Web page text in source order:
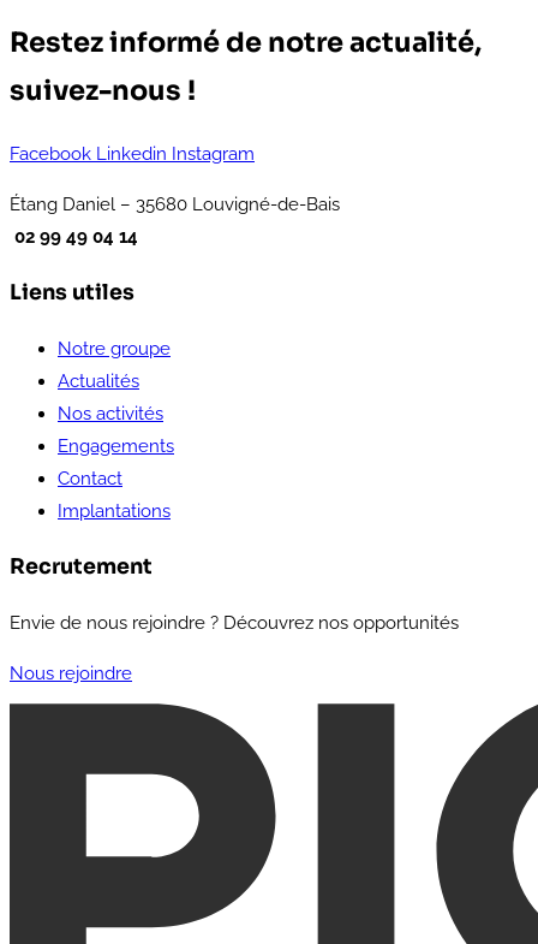
Restez informé de notre actualité,
suivez-nous !
Facebook Linkedin Instagram
Étang Daniel – 35680 Louvigné-de-Bais
02 99 49 04 14
Liens utiles
Notre groupe
Actualités
Nos activités
Engagements
Contact
Implantations
Recrutement
Envie de nous rejoindre ? Découvrez nos opportunités
Nous rejoindre